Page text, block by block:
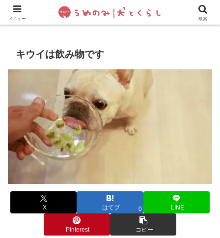
犬の手作りご飯 フレブル飼い方・しつけ ペットグッズ&
キウイは飲み物です
X はてブ 0 LINE
Pinterest コピー
メニュー 検索